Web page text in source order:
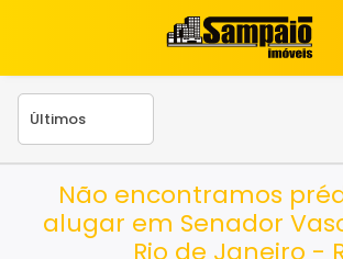
Não encontramos
alugar em Senador
Rio de Janeiro -